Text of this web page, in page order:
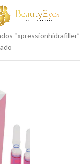
“xpressionhidrafiller”